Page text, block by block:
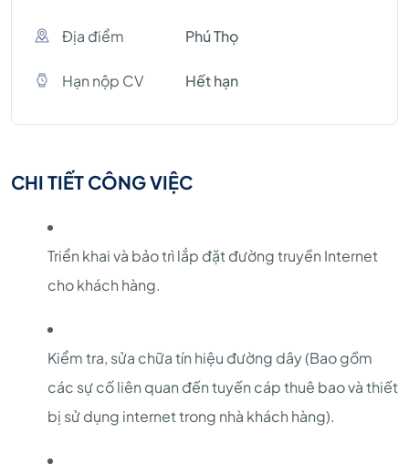
Địa điểm Phú Thọ
Hạn nộp CV Hết hạn
CHI TIẾT CÔNG VIỆC
Triển khai và bảo trì lắp đặt đường truyền Internet
cho khách hàng.
Kiểm tra, sửa chữa tín hiệu đường dây (Bao gồm
các sự cố liên quan đến tuyến cáp thuê bao và thiết
bị sử dụng internet trong nhà khách hàng).